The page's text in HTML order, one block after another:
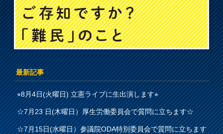
最新記事
⭐︎8月4日(火曜日) 立憲ライブに生出演します⭐︎
☆7月23 日(木曜日）厚生労働委員会で質問に立ちます☆
☆7月15日(水曜日）参議院ODA特別委員会で質問に立ちます